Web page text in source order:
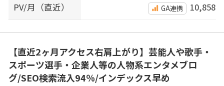
PV/月（直近）
GA連携 10,858
【直近2ヶ月アクセス右肩上がり】芸能人や歌手・
スポーツ選手・企業人等の人物系エンタメブロ
グ/SEO検索流入94％/インデックス早め